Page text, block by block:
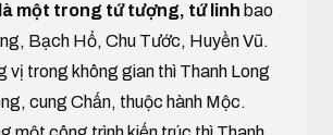
một trong tứ tượng, tứ linh bao
Bạch Hổ, Chu Tước, Huyền Vũ.
vị trong không gian thì Thanh Long
cung Chấn, thuộc hành Mộc.